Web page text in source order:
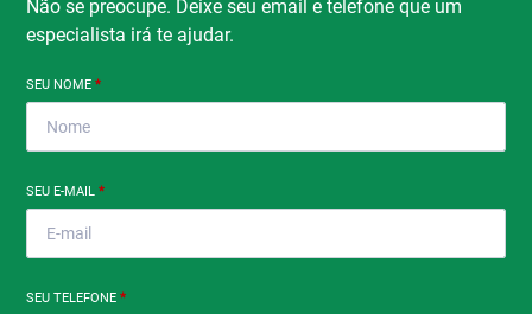
Não se preocupe. Deixe seu email e telefone que um
especialista irá te ajudar.
SEU NOME*
SEU E-MAIL*
SEU TELEFONE*